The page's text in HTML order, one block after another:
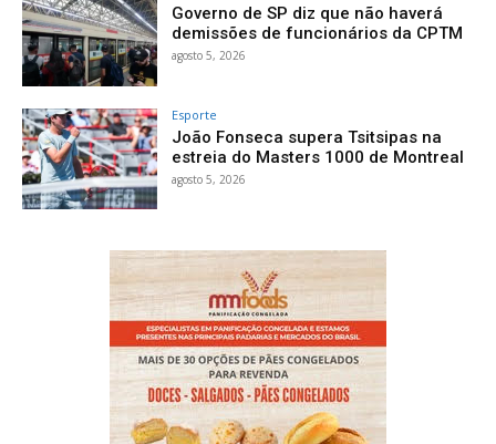
Governo de SP diz que não haverá
demissões de funcionários da CPTM
agosto 5, 2026
Esporte
João Fonseca supera Tsitsipas na
estreia do Masters 1000 de Montreal
agosto 5, 2026